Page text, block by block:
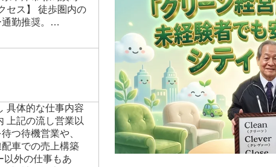
ス】 徒歩圏内の
勤推奨。…